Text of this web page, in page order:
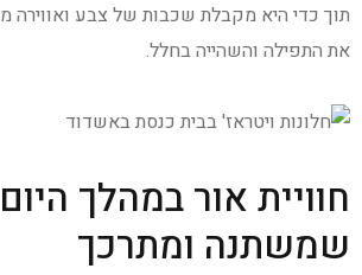
תוך כדי היא מקבלת שכבות של צבע
את התפילה והשהייה בחלל.
חוויית אור במהלך
שמשתנה ומתרכך